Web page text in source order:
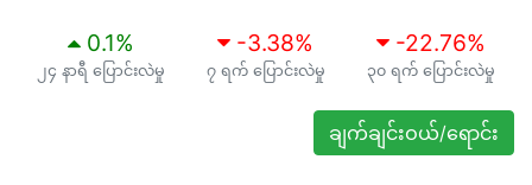
0.1%
၂၄ နာရီ ပြောင်းလဲမှု
-3.38%
၇ ရက် ပြောင်းလဲမှု
-22.76%
၃၀ ရက် ပြောင်းလဲမှု
ချက်ချင်းဝယ်/ရောင်း